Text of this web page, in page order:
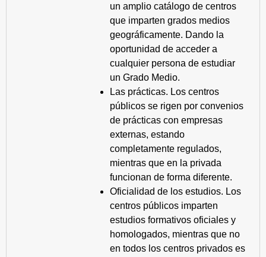
un amplio catálogo de centros
que imparten grados medios
geográficamente. Dando la
oportunidad de acceder a
cualquier persona de estudiar
un Grado Medio.
Las prácticas. Los centros
públicos se rigen por convenios
de prácticas con empresas
externas, estando
completamente regulados,
mientras que en la privada
funcionan de forma diferente.
Oficialidad de los estudios. Los
centros públicos imparten
estudios formativos oficiales y
homologados, mientras que no
en todos los centros privados es